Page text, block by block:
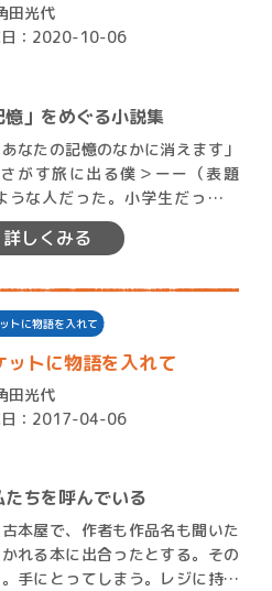
田光代
日：2020-10-06
」をめぐる小説集
なたの記憶のなかに消えます」
がす旅に出る僕＞ーー（表題
な人だった。小学生だった私
詳しくみる
トに物語を入れて
ットに物語を入れて
田光代
日：2017-04-06
たちを呼んでいる
本屋で、作者も作品名も聞いた
れる本に出合ったとする。その
手にとってしまう。レジに持っ